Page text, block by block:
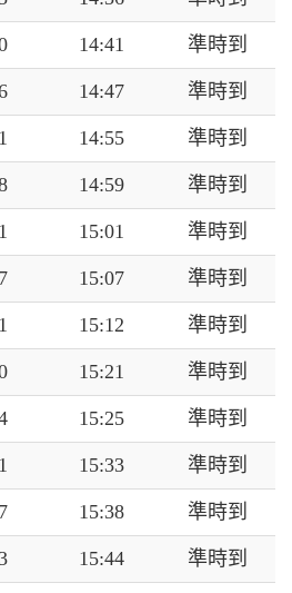
14:41 準時到
14:47 準時到
14:55 準時到
14:59 準時到
15:01 準時到
15:07 準時到
15:12 準時到
15:21 準時到
15:25 準時到
15:33 準時到
15:38 準時到
15:44 準時到